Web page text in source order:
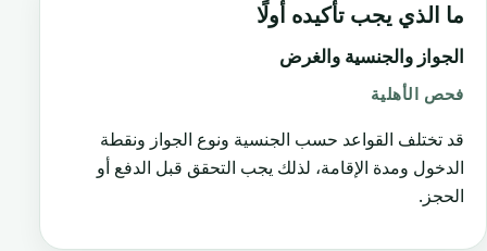
ما الذي يجب تأكيده أولًا
الجواز والجنسية والغرض
فحص الأهلية
قد تختلف القواعد حسب الجنسية ونوع الجواز ونقطة
الدخول ومدة الإقامة، لذلك يجب التحقق قبل الدفع أو
الحجز.